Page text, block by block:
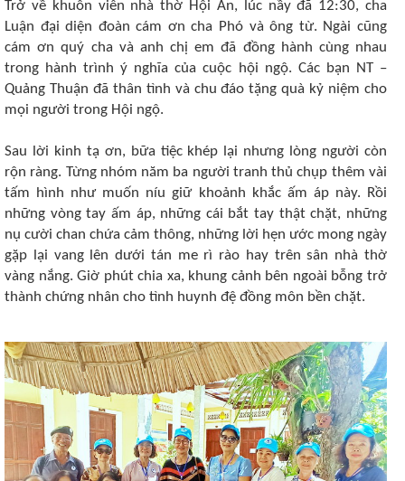
Trở về khuôn viên nhà thờ Hội An, lúc nầy đã 12:30, cha
Luận đại diện đoàn cám ơn cha Phó và ông từ. Ngài cũng
cám ơn quý cha và anh chị em đã đồng hành cùng nhau
trong hành trình ý nghĩa của cuộc hội ngộ. Các bạn NT –
Quảng Thuận đã thân tình và chu đáo tặng quà kỷ niệm cho
mọi người trong Hội ngộ.
Sau lời kinh tạ ơn, bữa tiệc khép lại nhưng lòng người còn
rộn ràng. Từng nhóm năm ba người tranh thủ chụp thêm vài
tấm hình như muốn níu giữ khoảnh khắc ấm áp này. Rồi
những vòng tay ấm áp, những cái bắt tay thật chặt, những
nụ cười chan chứa cảm thông, những lời hẹn ước mong ngày
gặp lại vang lên dưới tán me rì rào hay trên sân nhà thờ
vàng nắng. Giờ phút chia xa, khung cảnh bên ngoài bỗng trở
thành chứng nhân cho tình huynh đệ đồng môn bền chặt.